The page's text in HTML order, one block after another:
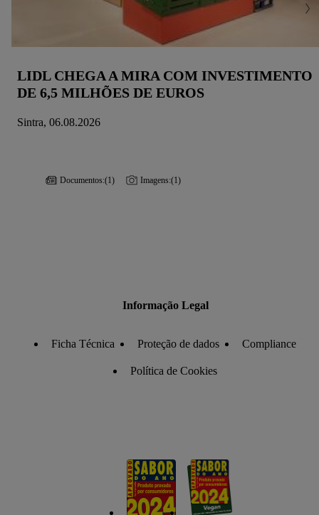
LIDL CHEGA A MIRA COM INVESTIMENTO
DE 6,5 MILHÕES DE EUROS
Sintra, 06.08.2026
Documentos:(1) Imagens:(1)
Informação Legal
Ficha Técnica Proteção de dados Compliance
Política de Cookies